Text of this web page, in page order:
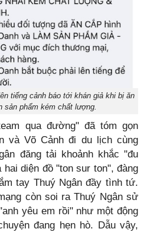
tiếng cảnh báo tới khán giả khi bị ăn
sản phẩm kém chất lượng.
qua đường" đã tóm gọn
và Võ Cảnh đi du lịch cùng
đăng tải khoảnh khắc "đu
hai diện đồ "ton sur ton", đàng
tay Thuý Ngân đầy tình tứ.
còn soi ra Thuý Ngân sử
yêu em rồi" như một động
đang hẹn hò. Dẫu vậy,